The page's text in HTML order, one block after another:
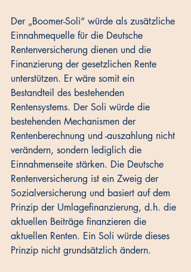
Der „Boomer-Soli“ würde als zusätzliche
Einnahmequelle für die Deutsche
Rentenversicherung dienen und die
Finanzierung der gesetzlichen Rente
unterstützen. Er wäre somit ein
Bestandteil des bestehenden
Rentensystems. Der Soli würde die
bestehenden Mechanismen der
Rentenberechnung und -auszahlung nicht
verändern, sondern lediglich die
Einnahmenseite stärken. Die Deutsche
Rentenversicherung ist ein Zweig der
Sozialversicherung und basiert auf dem
Prinzip der Umlagefinanzierung, d.h. die
aktuellen Beiträge finanzieren die
aktuellen Renten. Ein Soli würde dieses
Prinzip nicht grundsätzlich ändern.